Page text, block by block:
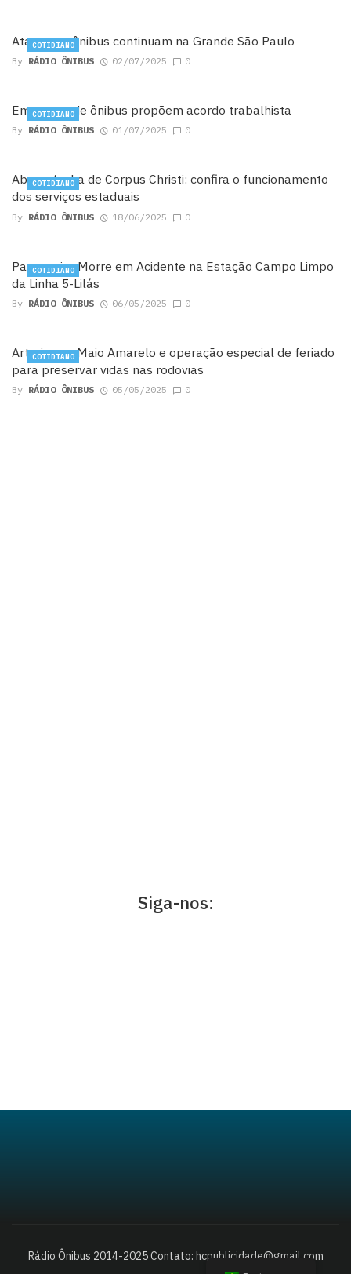
Ataques a ônibus continuam na Grande São Paulo
By RÁDIO ÔNIBUS 02/07/2025 0
COTIDIANO
Empresas de ônibus propõem acordo trabalhista
By RÁDIO ÔNIBUS 01/07/2025 0
COTIDIANO
Abre e fecha de Corpus Christi: confira o funcionamento
dos serviços estaduais
By RÁDIO ÔNIBUS 18/06/2025 0
COTIDIANO
Passageiro Morre em Acidente na Estação Campo Limpo
da Linha 5-Lilás
By RÁDIO ÔNIBUS 06/05/2025 0
COTIDIANO
Arteris une Maio Amarelo e operação especial de feriado
para preservar vidas nas rodovias
By RÁDIO ÔNIBUS 05/05/2025 0
COTIDIANO
Siga-nos:
Rádio Ônibus 2014-2025 Contato: hcpublicidade@gmail.com